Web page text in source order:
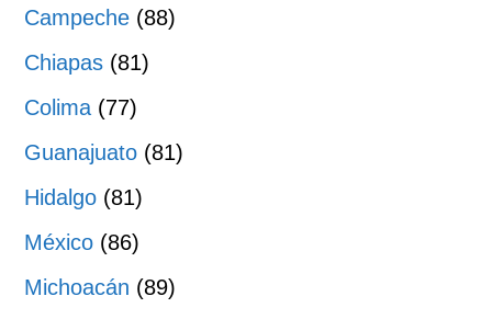
Campeche (88)
Chiapas (81)
Colima (77)
Guanajuato (81)
Hidalgo (81)
México (86)
Michoacán (89)